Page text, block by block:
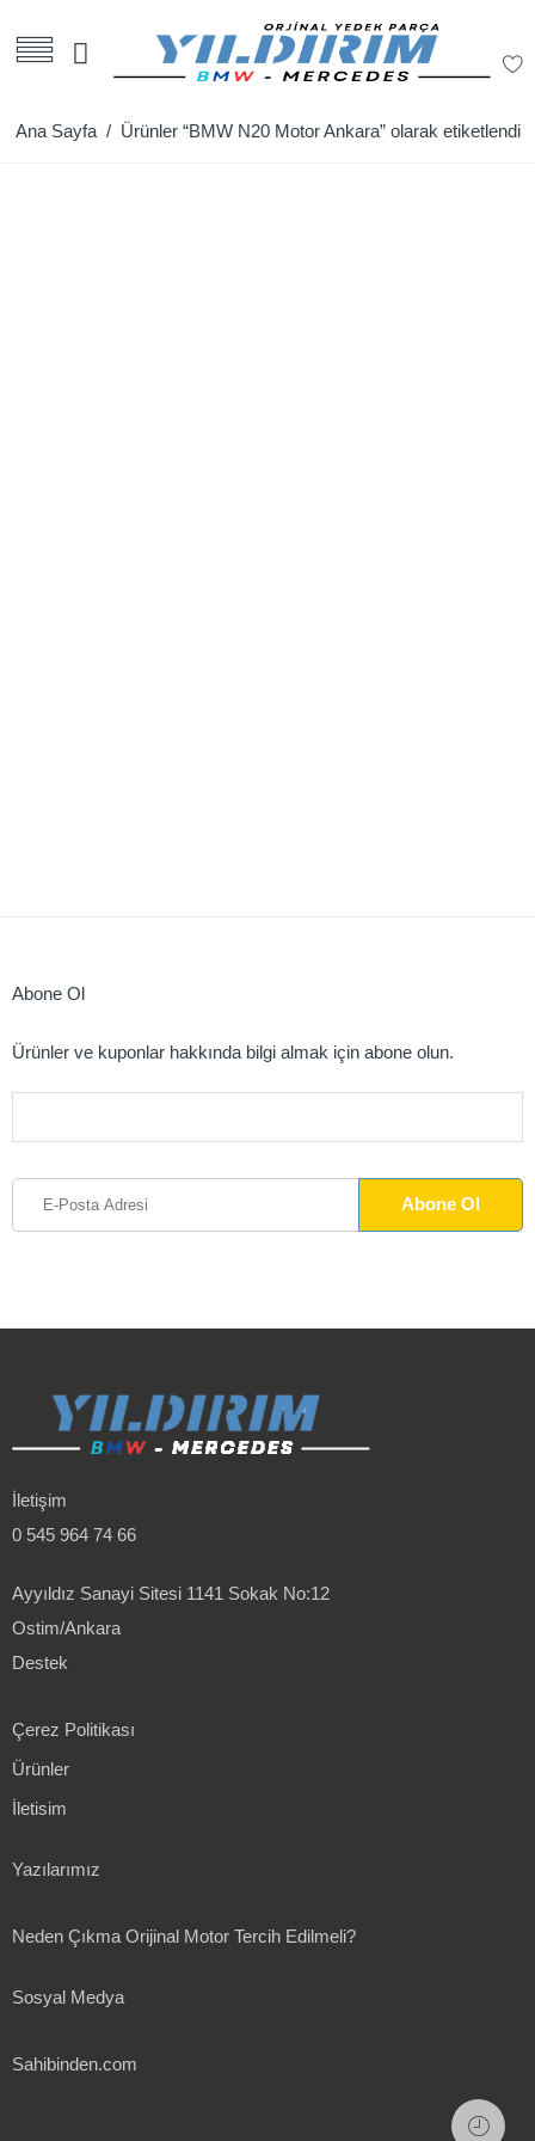
Ana Sayfa/ Ürünler “BMW N20 Motor Ankara” olarak etiketlendi
Abone Ol
Ürünler ve kuponlar hakkında bilgi almak için abone olun.
İletişim
0 545 964 74 66
Ayyıldız Sanayi Sitesi 1141 Sokak No:12
Ostim/Ankara
Destek
Çerez Politikası
Ürünler
İletisim
Yazılarımız
Neden Çıkma Orijinal Motor Tercih Edilmeli?
Sosyal Medya
Sahibinden.com